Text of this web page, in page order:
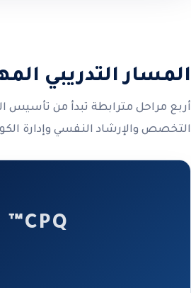
المسار التدريبي
أربع مراحل مترابطة تبدأ من تأسيس
التخصص والإرشاد النفسي وإدارة
CPQ™